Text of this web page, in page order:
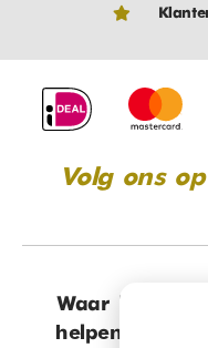
Industriële
zwart
99,99 €
winkelwagen